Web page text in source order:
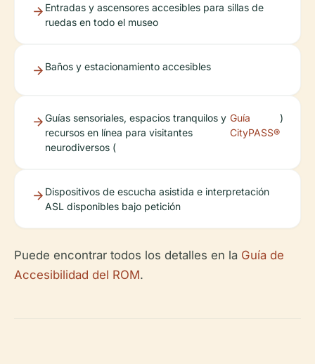
Entradas y ascensores accesibles para sillas de
ruedas en todo el museo
Baños y estacionamiento accesibles
Guías sensoriales, espacios tranquilos y
recursos en línea para visitantes
neurodiversos (
Guía
CityPASS®
)
Dispositivos de escucha asistida e interpretación
ASL disponibles bajo petición
Puede encontrar todos los detalles en la Guía de
Accesibilidad del ROM.